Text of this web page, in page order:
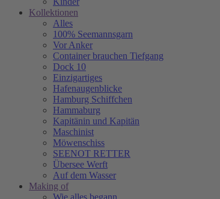
Kollektionen
Alles
100% Seemannsgarn
Vor Anker
Container brauchen Tiefgang
Dock 10
Einzigartiges
Hafenaugen­blicke
Hamburg Schiffchen
Hammaburg
Kapitänin und Kapitän
Maschinist
Möwenschiss
SEENOT RETTER
Übersee Werft
Auf dem Wasser
Making of
Wie alles begann